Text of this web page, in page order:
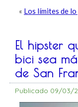
« Los límites de
El hipster
bici sea
de San
Publicado 09/03/